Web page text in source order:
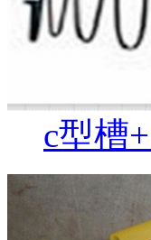
c型槽